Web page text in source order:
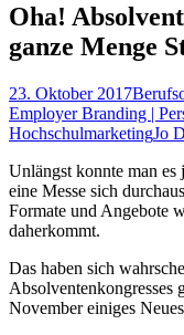
Oha!
ganze Menge
23. Oktober 2017
Employer Branding |
HochschulmarketingJo
Unlängst konnte man es
eine Messe sich
Formate und Angebote
daherkommt.
Das haben sich
Absolventenkongresses
November einiges